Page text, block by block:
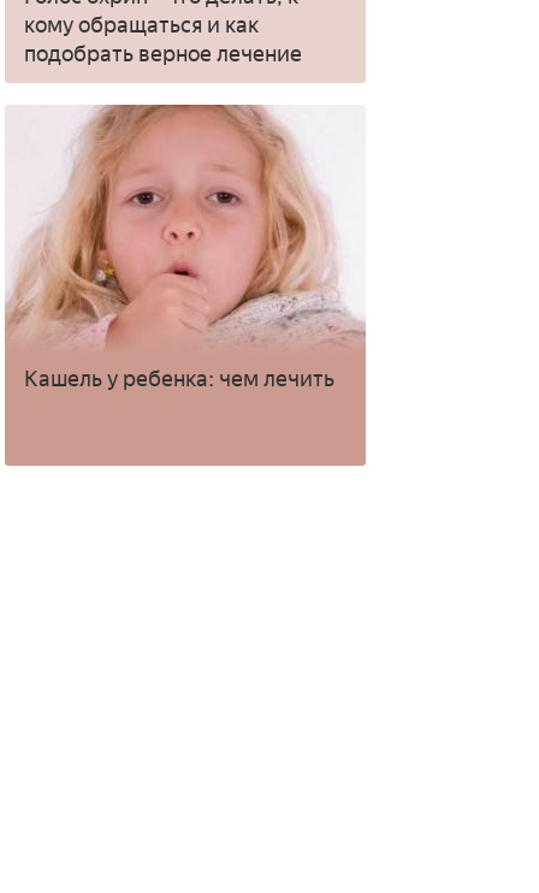
кому обращаться и как
подобрать верное лечение
Кашель у ребенка: чем лечить